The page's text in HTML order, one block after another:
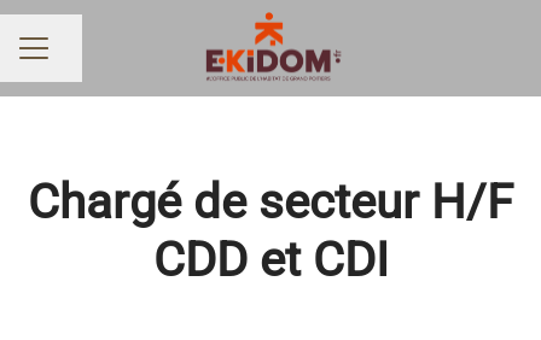
MENU CARRIÈRE
Partager la page
Chargé de secteur H/F
CDD et CDI